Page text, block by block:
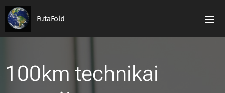
FutaFöld
100km technikai